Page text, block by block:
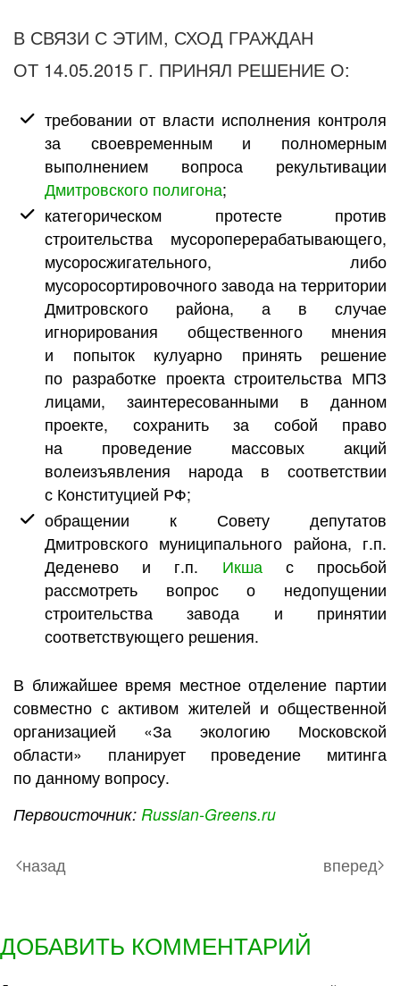
В СВЯЗИ С ЭТИМ, СХОД ГРАЖДАН
ОТ 14.05.2015 Г. ПРИНЯЛ РЕШЕНИЕ О:
требовании от власти исполнения контроля
за своевременным и полномерным
выполнением вопроса рекультивации
Дмитровского полигона;
категорическом протесте против
строительства мусороперерабатывающего,
мусоросжигательного, либо
мусоросортировочного завода на территории
Дмитровского района, а в случае
игнорирования общественного мнения
и попыток кулуарно принять решение
по разработке проекта строительства МПЗ
лицами, заинтересованными в данном
проекте, сохранить за собой право
на проведение массовых акций
волеизъявления народа в соответствии
с Конституцией РФ;
обращении к Совету депутатов
Дмитровского муниципального района, г.п.
Деденево и г.п. Икшас просьбой
рассмотреть вопрос о недопущении
строительства завода и принятии
соответствующего решения.
В ближайшее время местное отделение партии
совместно с активом жителей и общественной
организацией «За экологию Московской
области» планирует проведение митинга
по данному вопросу.
Первоисточник: Russian-Greens.ru
назад вперед
ДОБАВИТЬ КОММЕНТАРИЙ